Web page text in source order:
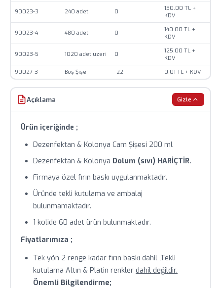
Stok durumu anlık olarak değişebilir, sipariş öncesi
teyit alınız.
Toplu siparişlerde özel fiyat teklifi için bizimle iletişime
geçin.
90023-3 240 adet 0
150.00 TL +
KDV
90023-4 480 adet 0
140.00 TL +
KDV
90023-5 1020 adet üzeri 0
125.00 TL +
KDV
90027-3
Boş Şişe -22 0.01 TL + KDV
Açıklama Gizle
Ürün içeriğinde ;
Dezenfektan & Kolonya Cam Şişesi 200 ml
Dezenfektan & Kolonya Dolum (sıvı) HARİÇTİR.
Firmaya özel fırın baskı uygulanmaktadır.
Üründe tekli kutulama ve ambalaj
bulunmamaktadır.
1 kolide 60 adet ürün bulunmaktadır.
Fiyatlarımıza ;
Tek yön 2 renge kadar fırın baskı dahil ,Tekli
kutulama Altın & Platin renkler dahil değildir.
Önemli Bilgilendirme;